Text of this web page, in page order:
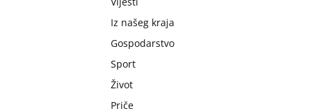
Iz našeg kraja
Gospodarstvo
Sport
Život
Priče